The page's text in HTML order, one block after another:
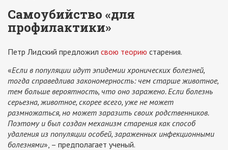
Самоубийство «для
профилактики»
Петр Лидский предложил свою теорию старения.
«Если в популяции идут эпидемии хронических болезней,
тогда справедлива закономерность: чем старше животное,
тем больше вероятность, что оно заражено. Если болезнь
серьезна, животное, скорее всего, уже не может
размножаться, но может заразить своих родственников.
Поэтому и был создан механизм старения как способ
удаления из популяции особей, зараженных инфекционными
болезнями», – предполагает ученый.